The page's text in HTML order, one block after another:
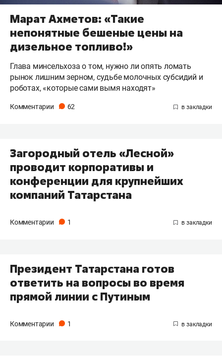
Марат Ахметов: «Такие
непонятные бешеные цены на
дизельное топливо!»
Глава минсельхоза о том, нужно ли опять ломать
рынок лишним зерном, судьбе молочных субсидий и
роботах, «которые сами вымя находят»
Комментарии 62
​Загородный отель «Лесной»
проводит корпоративы и
конференции для крупнейших
компаний Татарстана
Комментарии 1
Президент Татарстана готов
ответить на вопросы во время
прямой линии с Путиным
Комментарии 1